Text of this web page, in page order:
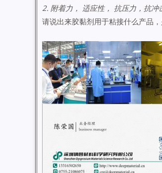
2. 附着力， 适应性， 抗压力，抗
请说出来胶黏剂用于粘接什么产品